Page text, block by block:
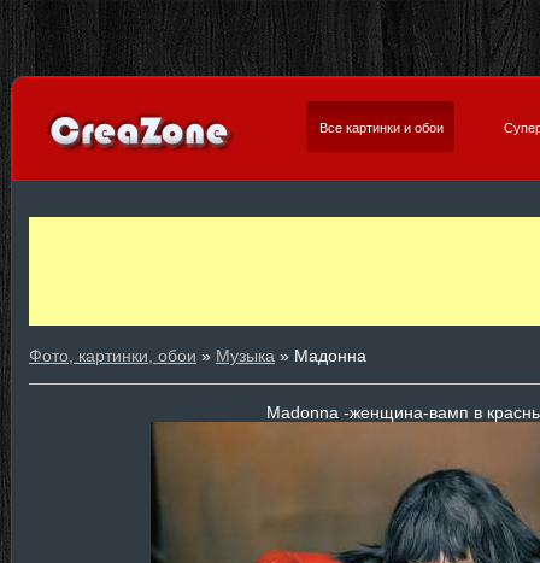
Все картинки и обои
Фото, картинки, обои » Музыка » Мадонна
Madonna -женщина-вамп в